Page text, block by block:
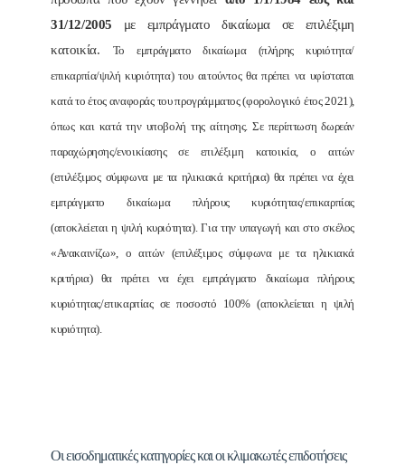
31/12/2005 με εμπράγματο δικαίωμα σε επιλέξιμη
κατοικία. Το εμπράγματο δικαίωμα(πλήρης κυριότητα/
επικαρπία/ψιλή κυριότητα) του αιτούντος θα πρέπει να υφίσταται
κατά το έτος αναφοράς του προγράμματος (φορολογικό έτος 2021),
όπως και κατά την υποβολή της αίτησης.Σε περίπτωση δωρεάν
παραχώρησης/ενοικίασης σε επιλέξιμη κατοικία, ο αιτών
(επιλέξιμος σύμφωνα με τα ηλικιακά κριτήρια) θα πρέπει να έχει
εμπράγματο δικαίωμα πλήρους κυριότητας/επικαρπίας
(αποκλείεται η ψιλή κυριότητα).Για την υπαγωγή και στο σκέλος
«Ανακαινίζω», ο αιτών (επιλέξιμος σύμφωνα με τα ηλικιακά
κριτήρια) θα πρέπει να έχει εμπράγματο δικαίωμα πλήρους
κυριότητας/επικαρπίας σε ποσοστό 100% (αποκλείεται η ψιλή
κυριότητα).
Οι εισοδηματικές κατηγορίες και οι κλιμακωτές επιδοτήσεις